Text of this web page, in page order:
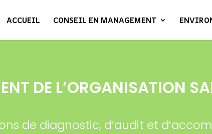
ACCUEIL CONSEIL EN MANAGEMENT
DE L’ORGANISATION
de diagnostic, d’audit et